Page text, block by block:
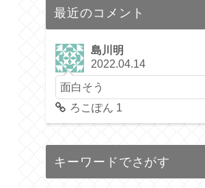
最近のコメント
島川明
2022.04.14
面白そう
ろこぽん 1
キーワードでさがす